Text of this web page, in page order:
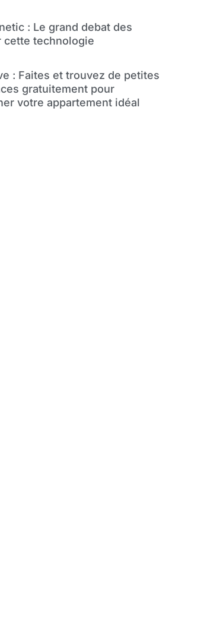
: Le grand debat des
technologie
: Faites et trouvez de petites
gratuitement pour
votre appartement idéal